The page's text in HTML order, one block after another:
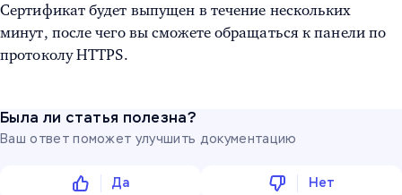
Сертификат будет выпущен в течение нескольких
минут, после чего вы сможете обращаться к панели по
протоколу HTTPS.
Была ли статья полезна?
Ваш ответ поможет улучшить документацию
Да Нет